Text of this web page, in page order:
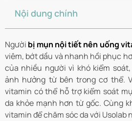
Nội dung chính
Người bị mụn nội tiết nên uống
viêm, bớt dầu và nhanh hồi phục
của nhiều người vì khó kiểm
ảnh hưởng từ bên trong cơ thể.
vitamin có thể hỗ trợ kiểm soát
da khỏe mạnh hơn từ gốc. Cùng
vitamin để chăm sóc da với Usolab